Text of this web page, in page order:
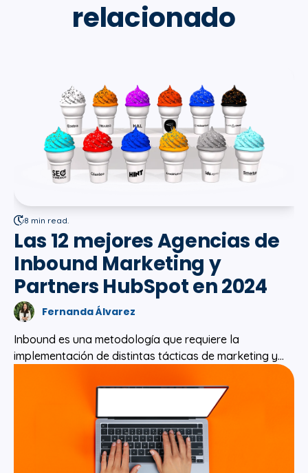
relacionado
8 min read.
Las 12 mejores Agencias de
Inbound Marketing y
Partners HubSpot en 2024
Fernanda Álvarez
Inbound es una metodología que requiere la
implementación de distintas tácticas de marketing y...